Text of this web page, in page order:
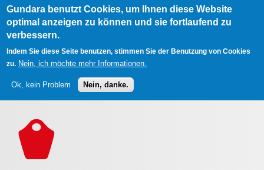
Gundara benutzt Cookies, um Ihnen diese Website
optimal anzeigen zu können und sie fortlaufend zu
verbessern.
Indem Sie diese Seite benutzen, stimmen Sie der Benutzung von Cookies
zu. Nein, ich möchte mehr Informationen.
Ok, kein Problem Nein, danke.